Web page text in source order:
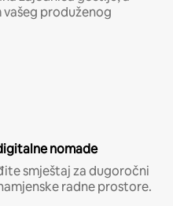
produženog
nomade
smještaj za dugoročni
radne prostore.